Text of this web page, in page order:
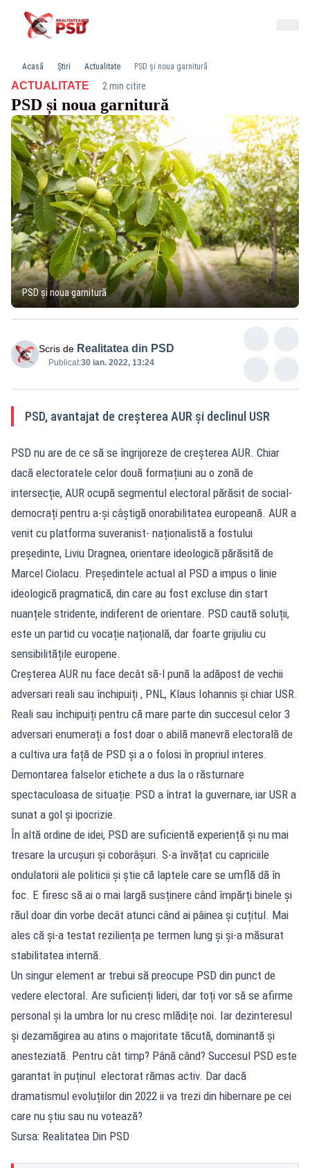
Acasă Știri Actualitate PSD și noua garnitură
ACTUALITATE· 2 min citire
PSD și noua garnitură
PSD și noua garnitură
Scris de Realitatea din PSD
Publicat:30 ian. 2022, 13:24
PSD, avantajat de creșterea AUR și declinul USR
PSD nu are de ce să se îngrijoreze de creșterea AUR. Chiar
dacă electoratele celor două formațiuni au o zonă de
intersecție, AUR ocupă segmentul electoral părăsit de social-
democrați pentru a-și câștigă onorabilitatea europeană. AUR a
venit cu platforma suveranist- naționalistă a fostului
președinte, Liviu Dragnea, orientare ideologică părăsită de
Marcel Ciolacu. Președintele actual al PSD a impus o linie
ideologică pragmatică, din care au fost excluse din start
nuanțele stridente, indiferent de orientare. PSD caută soluții,
este un partid cu vocație națională, dar foarte grijuliu cu
sensibilitățile europene.
Creșterea AUR nu face decât să-l pună la adăpost de vechii
adversari reali sau închipuiți , PNL, Klaus Iohannis și chiar USR.
Reali sau închipuiți pentru că mare parte din succesul celor 3
adversari enumerați a fost doar o abilă manevră electorală de
a cultiva ura față de PSD și a o folosi în propriul interes.
Demontarea falselor etichete a dus la o răsturnare
spectaculoasa de situație: PSD a întrat la guvernare, iar USR a
sunat a gol și ipocrizie.
În altă ordine de idei, PSD are suficientă experiență și nu mai
tresare la urcușuri și coborâșuri. S-a învățat cu capriciile
ondulatorii ale politicii și știe că laptele care se umflă dă în
foc. E firesc să ai o mai largă susținere când împărți binele și
răul doar din vorbe decât atunci când ai pâinea și cuțitul. Mai
ales că și-a testat reziliența pe termen lung și și-a măsurat
stabilitatea internă.
Un singur element ar trebui să preocupe PSD din punct de
vedere electoral. Are suficienți lideri, dar toți vor să se afirme
personal și la umbra lor nu cresc mlădițe noi. Iar dezinteresul
și dezamăgirea au atins o majoritate tăcută, dominantă și
anesteziată. Pentru cât timp? Până când? Succesul PSD este
garantat în puținul electorat rămas activ. Dar dacă
dramatismul evoluțiilor din 2022 ii va trezi din hibernare pe cei
care nu știu sau nu votează?
Sursa: Realitatea Din PSD